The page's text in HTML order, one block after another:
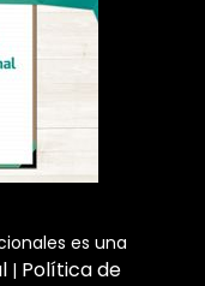
es una
| Política de